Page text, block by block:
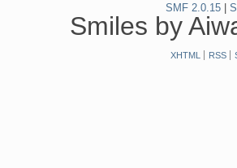
SMF 2.0.15
Smiles by
XHTML RSS